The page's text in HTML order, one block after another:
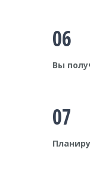
06
Вы
07